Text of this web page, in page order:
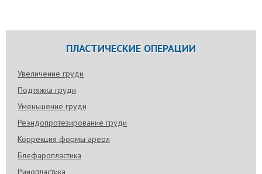
ПЛАСТИЧЕСКИЕ ОПЕРАЦИИ
Увеличение груди
Подтяжка груди
Уменьшение груди
Реэндопротезирование груди
Коррекция формы ареол
Блефаропластика
Ринопластика